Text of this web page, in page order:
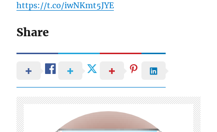
https://t.co/iwNKmt5JYE
Share